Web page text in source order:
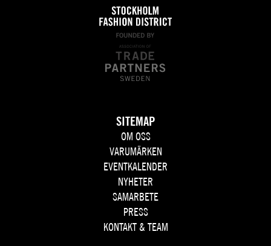
SITEMAP
OM OSS
VARUMÄRKEN
EVENTKALENDER
NYHETER
SAMARBETE
PRESS
KONTAKT & TEAM